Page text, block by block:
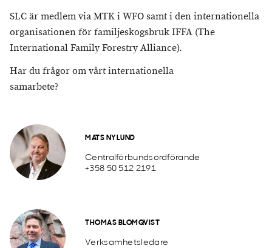
SLC är medlem via MTK i WFO samt i den internationella
organisationen för familjeskogsbruk IFFA (The
International Family Forestry Alliance).
Har du frågor om vårt internationella
samarbete?
MATS NYLUND
Centralförbundsordförande
+358 50 512 2191
THOMAS BLOMQVIST
Verksamhetsledare